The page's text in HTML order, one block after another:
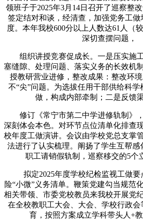
领班子于2025年3月14日召开了巡察整
签定结对和谈，经清查，加强党务工做
度。本年我校600分以上人数达61人（
深切查摆问题，
组织讲授竞赛促成长。一是压实施
塞缝隙、处理问题、落实义务的长效机
授教研营业进修，整改成果：整改环
不“尖”问题。为选拔任用干部供给科
做，构成内部牵制；二是反馈
修订《常宁市第二中学进修轨制》，
深刻体会本色。对环节点位清单化排查
校年度工做演讲。会议由学校党总支掌
法进行了认实梳理。阐扬了学生互帮感
职工请销假轨制，巡察移交的5个
拟定2025年度学校纪检监视工做要
险“小微”义务清单。鞭策党建勾当规范
相关带领、市委党校教员来我校开展党
在全校教职工大会、大会、学校行政
育，按照方案成立学科带头人+教